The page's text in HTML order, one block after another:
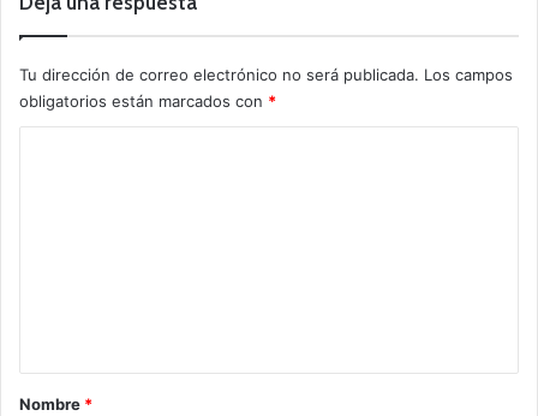
Tu dirección de correo electrónico no será publicada. Los campos
obligatorios están marcados con *
r
Nombre *